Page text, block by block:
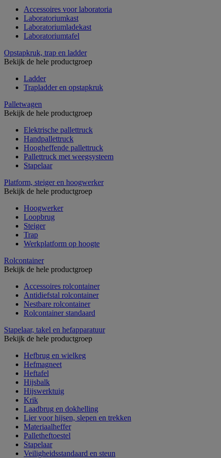
Accessoires voor laboratoria
Laboratoriumkast
Laboratoriumladekast
Laboratoriumtafel
Opstapkruk, trap en ladder
Bekijk de hele productgroep
Ladder
Trapladder en opstapkruk
Palletwagen
Bekijk de hele productgroep
Elektrische pallettruck
Handpallettruck
Hoogheffende pallettruck
Pallettruck met weegsysteem
Stapelaar
Platform, steiger en hoogwerker
Bekijk de hele productgroep
Hoogwerker
Loopbrug
Steiger
Trap
Werkplatform op hoogte
Rolcontainer
Bekijk de hele productgroep
Accessoires rolcontainer
Antidiefstal rolcontainer
Nestbare rolcontainer
Rolcontainer standaard
Stapelaar, takel en hefapparatuur
Bekijk de hele productgroep
Hefbrug en wielkeg
Hefmagneet
Heftafel
Hijsbalk
Hijswerktuig
Krik
Laadbrug en dokhelling
Lier voor hijsen, slepen en trekken
Materiaalheffer
Palletheftoestel
Stapelaar
Veiligheidsstandaard en steun